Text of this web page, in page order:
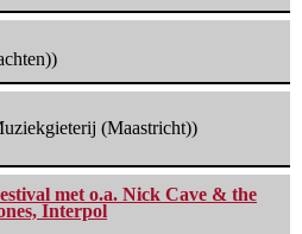
(Maastricht))
met o.a. Nick Cave & the
Interpol